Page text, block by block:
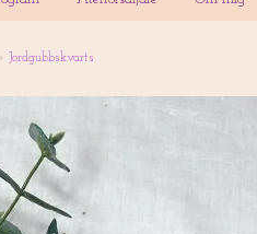
› Jordgubbskvarts